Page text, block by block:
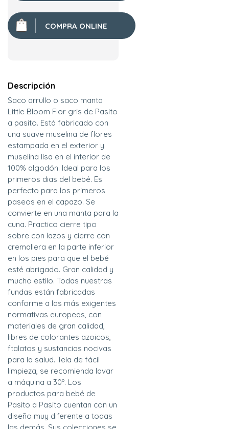
COMPRA ONLINE
Descripción
Saco arrullo o saco manta
Little Bloom Flor gris de Pasito
a pasito. Está fabricado con
una suave muselina de flores
estampada en el exterior y
muselina lisa en el interior de
100% algodón. Ideal para los
primeros dias del bebé. Es
perfecto para los primeros
paseos en el capazo. Se
convierte en una manta para la
cuna. Practico cierre tipo
sobre con lazos y cierre con
cremallera en la parte inferior
en los pies para que el bebé
esté abrigado. Gran calidad y
mucho estilo. Todas nuestras
fundas están fabricadas
conforme a las más exigentes
normativas europeas, con
materiales de gran calidad,
libres de colorantes azoicos,
ftalatos y sustancias nocivas
para la salud. Tela de fácil
limpieza, se recomienda lavar
a máquina a 30º. Los
productos para bebé de
Pasito a Pasito cuentan con un
diseño muy diferente a todas